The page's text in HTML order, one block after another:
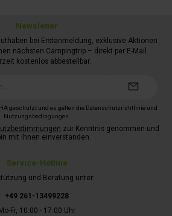
Service-Hotline
und Beratung unter:
+49 261-13499228
Mo-Fr, 10:00 - 17:00 Uhr
Newsletter
bei Erstanmeldung, exklusive Aktionen
nächsten Campingtrip – direkt per E-Mail.
kostenlos abbestellbar.
geschützt und es gelten die Datenschutzrichtlinie und
Nutzungsbedingungen
zur Kenntnis genommen und
mit ihnen einverstanden.